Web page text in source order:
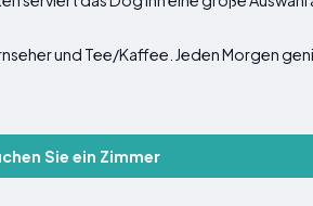
und Tee/Kaffee. Jeden Morgen
Sie ein Zimmer